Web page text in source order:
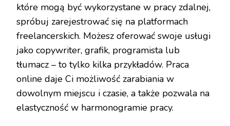
które mogą być wykorzystane w pracy zdalnej,
spróbuj zarejestrować się na platformach
freelancerskich. Możesz oferować swoje usługi
jako copywriter, grafik, programista lub
tłumacz – to tylko kilka przykładów. Praca
online daje Ci możliwość zarabiania w
dowolnym miejscu i czasie, a także pozwala na
elastyczność w harmonogramie pracy.